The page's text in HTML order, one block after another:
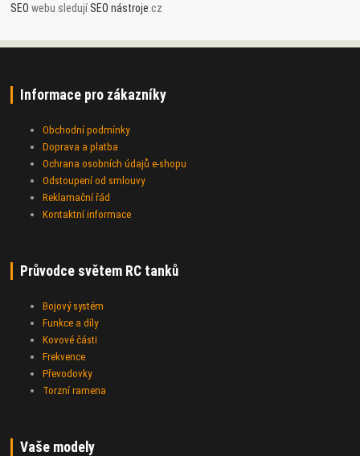
SEO webu sledujíSEO nástroje .cz
Informace pro zákazníky
Obchodní podmínky
Doprava a platba
Ochrana osobních údajů e-shopu
Odstoupení od smlouvy
Reklamační řád
Kontaktní informace
Průvodce světem RC tanků
Bojový systém
Funkce a díly
Kovové části
Frekvence
Převodovky
Torzní ramena
Vaše modely